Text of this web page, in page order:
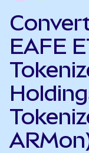
EAFE